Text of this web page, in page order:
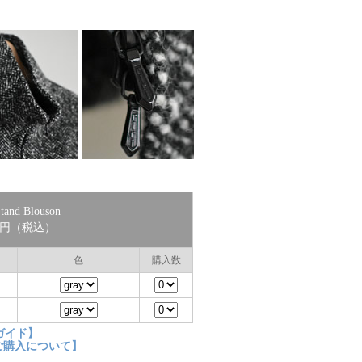
Blouson
（税込）
色 購入数
ド】
入について】